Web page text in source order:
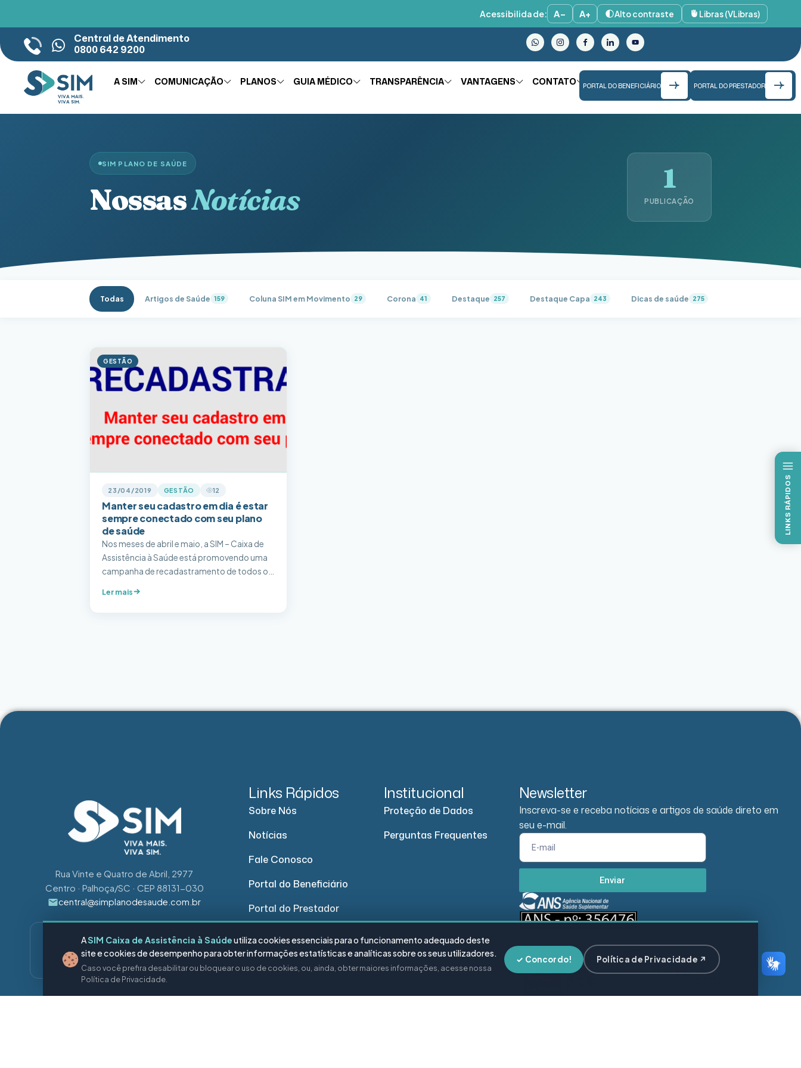
Acessibilidade: A− A+ Alto contraste Libras (VLibras)
Central de Atendimento
0800 642 9200
A SIM COMUNICAÇÃO PLANOS GUIA MÉDICO TRANSPARÊNCIA VANTAGENS CONTATO PORTAL DO BENEFICIÁRIO PORTAL DO PRESTADOR
SIM PLANO DE SAÚDE
NossasNotícias
1
PUBLICAÇÃO
Todas Artigos de Saúde 159 Coluna SIM em Movimento 29 Corona 41 Destaque 257 Destaque Capa 243 Dicas de saúde 275
GESTÃO
23/04/2019 GESTÃO 12
Manter seu cadastro em dia é estar
sempre conectado com seu plano
de saúde
Nos meses de abril e maio, a SIM – Caixa de
Assistência à Saúde está promovendo uma
campanha de recadastramento de todos os
Ler mais
Rua Vinte e Quatro de Abril, 2977
Centro · Palhoça/SC · CEP 88131-030
central@simplanodesaude.com.br
CENTRAL DE ATENDIMENTO
0800 642 9200 WhatsApp
Gratuito · 24 horas
Links Rápidos
Sobre Nós
Notícias
Fale Conosco
Portal do Beneficiário
Portal do Prestador
Institucional
Proteção de Dados
Perguntas Frequentes
Newsletter
Inscreva-se e receba notícias e artigos de saúde direto em
seu e-mail.
Enviar
ASIM Caixa de Assistência à Saúdeutiliza cookies essenciais para o funcionamento adequado deste
site e cookies de desempenho para obter informações estatísticas e analíticas sobre os seus utilizadores.
Caso você prefira desabilitar ou bloquear o uso de cookies, ou, ainda, obter maiores informações, acesse nossa
Política de Privacidade.
✓ Concordo! Política de Privacidade ↗
LINKS RÁPIDOS